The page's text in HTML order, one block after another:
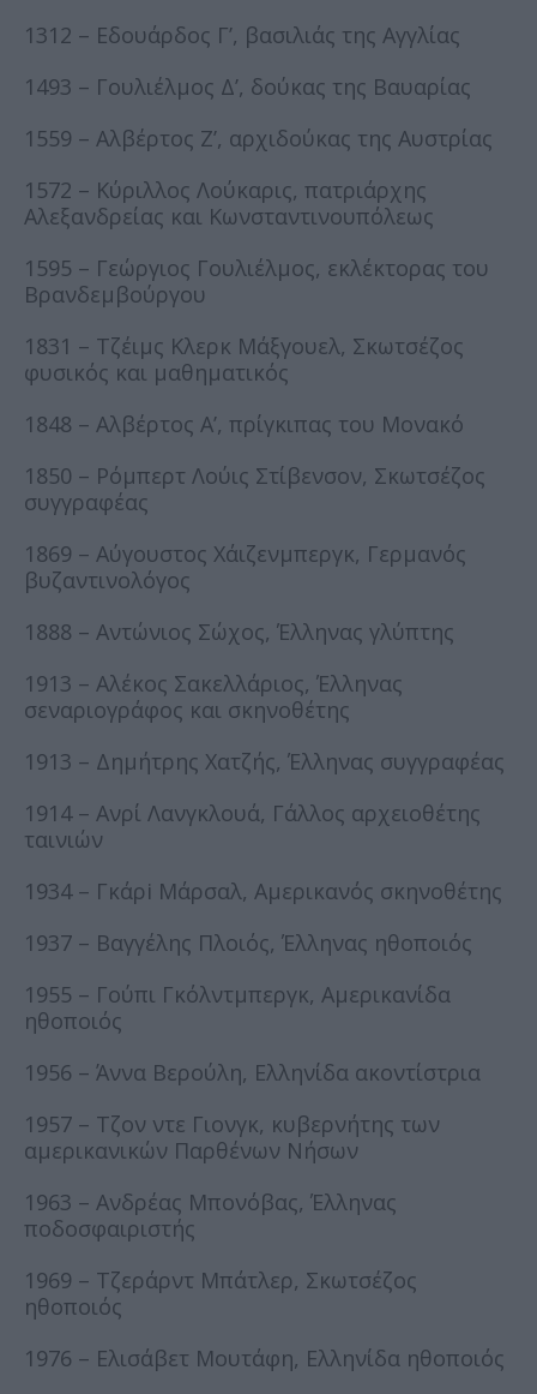
1312 – Εδουάρδος Γ’, βασιλιάς της Αγγλίας
1493 – Γουλιέλμος Δ’, δούκας της Βαυαρίας
1559 – Αλβέρτος Ζ’, αρχιδούκας της Αυστρίας
1572 – Κύριλλος Λούκαρις, πατριάρχης
Αλεξανδρείας και Κωνσταντινουπόλεως
1595 – Γεώργιος Γουλιέλμος, εκλέκτορας του
Βρανδεμβούργου
1831 – Τζέιμς Κλερκ Μάξγουελ, Σκωτσέζος
φυσικός και μαθηματικός
1848 – Αλβέρτος Α’, πρίγκιπας του Μονακό
1850 – Ρόμπερτ Λούις Στίβενσον, Σκωτσέζος
συγγραφέας
1869 – Αύγουστος Χάιζενμπεργκ, Γερμανός
βυζαντινολόγος
1888 – Αντώνιος Σώχος, Έλληνας γλύπτης
1913 – Αλέκος Σακελλάριος, Έλληνας
σεναριογράφος και σκηνοθέτης
1913 – Δημήτρης Χατζής, Έλληνας συγγραφέας
1914 – Ανρί Λανγκλουά, Γάλλος αρχειοθέτης
ταινιών
1934 – Γκάρi Μάρσαλ, Αμερικανός σκηνοθέτης
1937 – Βαγγέλης Πλοιός, Έλληνας ηθοποιός
1955 – Γούπι Γκόλντμπεργκ, Αμερικανίδα
ηθοποιός
1956 – Άννα Βερούλη, Ελληνίδα ακοντίστρια
1957 – Τζον ντε Γιονγκ, κυβερνήτης των
αμερικανικών Παρθένων Νήσων
1963 – Ανδρέας Μπονόβας, Έλληνας
ποδοσφαιριστής
1969 – Τζεράρντ Μπάτλερ, Σκωτσέζος
ηθοποιός
1976 – Ελισάβετ Μουτάφη, Ελληνίδα ηθοποιός